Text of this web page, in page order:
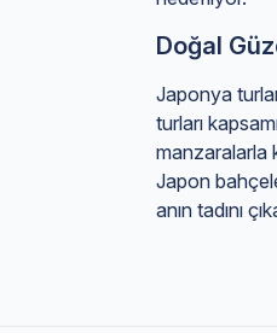
Doğal
Japonya
turları
manzaralarla
Japon
anın tadını